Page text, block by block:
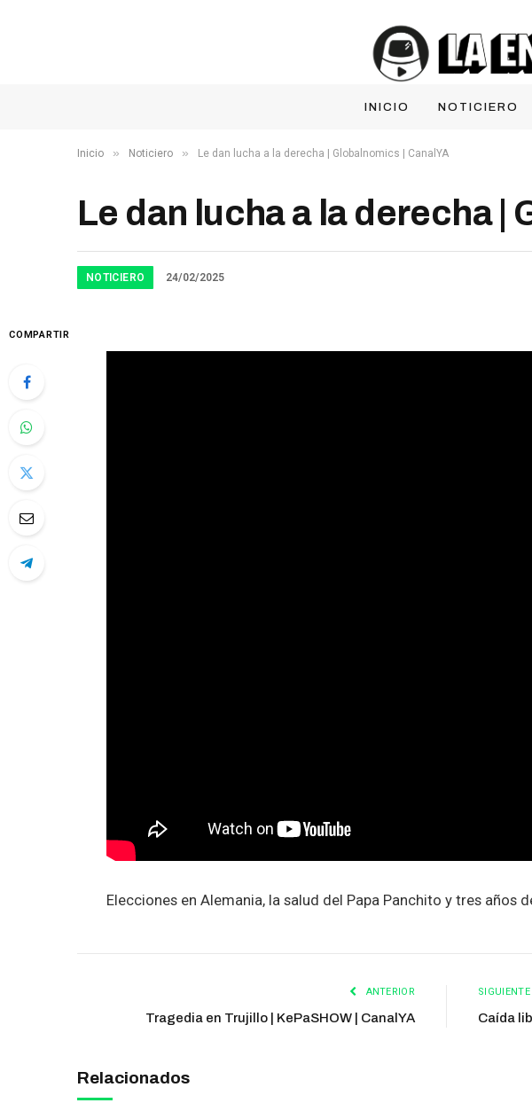
INICIO NOTICIERO
Inicio » Noticiero » Le dan lucha a la derecha | Globalnomics | CanalYA
Le dan lucha a la derecha |
NOTICIERO 24/02/2025
COMPARTIR
Elecciones en Alemania, la salud del Papa Panchito y tres años
ANTERIOR
Tragedia en Trujillo | KePaSHOW | CanalYA
SIGUIENTE
Caída
Relacionados